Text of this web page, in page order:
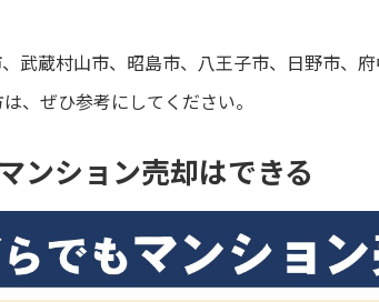
武蔵村山市、昭島市、八王子市、日野市、
、ぜひ参考にしてください。
ンション売却はできる